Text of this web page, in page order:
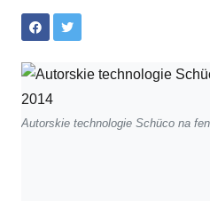
Autorskie technologie Schüco na